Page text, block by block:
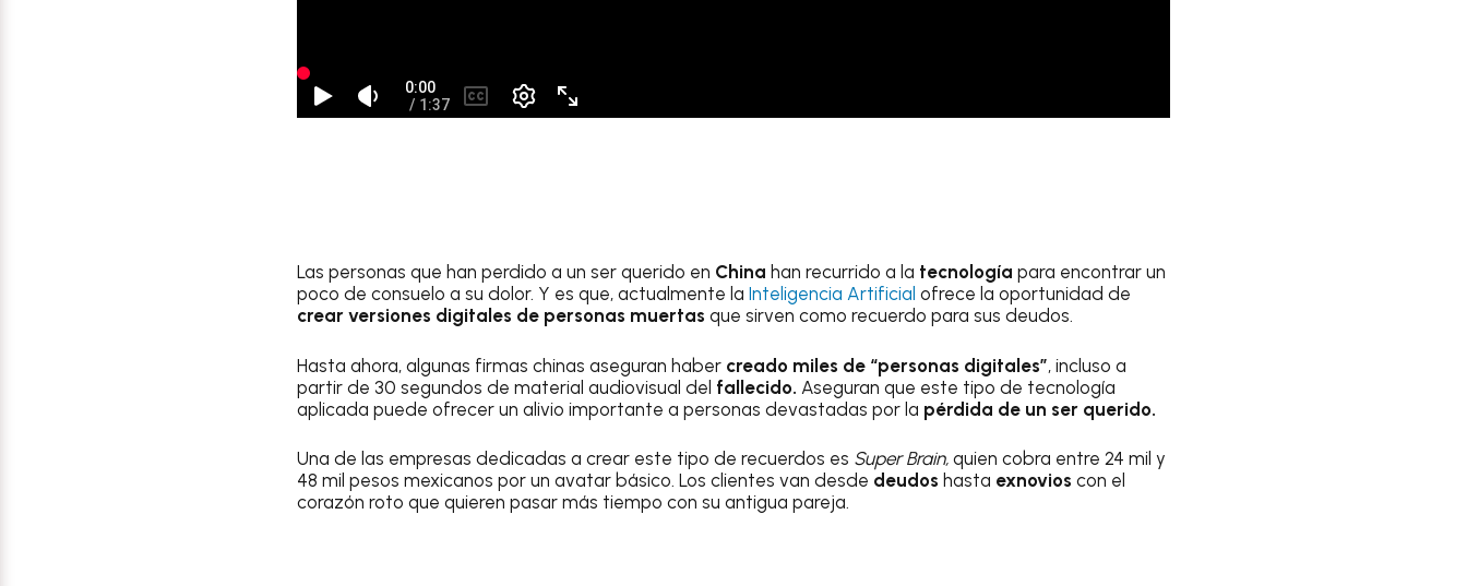
Las personas que han perdido a un ser querido en China han recurrido a la tecnología para encontrar un
poco de consuelo a su dolor. Y es que, actualmente la Inteligencia Artificial ofrece la oportunidad de
crear versiones digitales de personas muertas que sirven como recuerdo para sus deudos.
Hasta ahora, algunas firmas chinas aseguran haber creado miles de “personas digitales”, incluso a
partir de 30 segundos de material audiovisual del fallecido. Aseguran que este tipo de tecnología
aplicada puede ofrecer un alivio importante a personas devastadas por la pérdida de un ser querido.
Una de las empresas dedicadas a crear este tipo de recuerdos es Super Brain, quien cobra entre 24 mil y
48 mil pesos mexicanos por un avatar básico. Los clientes van desde deudos hasta exnovios con el
corazón roto que quieren pasar más tiempo con su antigua pareja.